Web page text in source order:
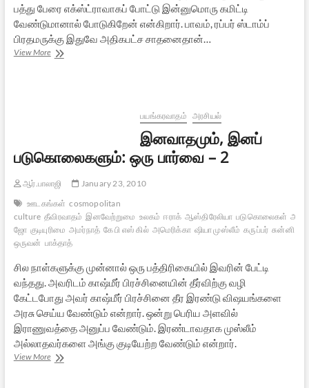
பத்து பேரை எக்ஸ்ட்ராவாகப் போட்டு இன்னுமொரு கமிட்டி
வேண்டுமானால் போடுகிறேன் என்கிறார். பாவம், ரப்பர் ஸ்டாம்ப்
பிரதமருக்கு இதுவே அதிகபட்ச சாதனைதான்…
View Moreஎன்ன,
பயங்கரவாதம் அரசியல்
இனவாதமும், இனப்
படுகொலைகளும்: ஒரு பார்வை – 2
ஆர்.பாலாஜி
January 23, 2010
ஊடகங்கள் cosmopolitan
culture தீவிரவாதம் இனவேற்றுமை உலகம் ஈராக் ஆஸ்திரேலியா படுகொலைகள்
ஜோ குடியுரிமை அமர்நாத் கே பி எஸ் கில் அமெரிக்கா ஷியா முஸ்லீம் கருப்பர் சுன்னி
ஒருவன் பாக்தாத்
சில நாள்களுக்கு முன்னால் ஒரு பத்திரிகையில் இவரின் பேட்டி
வந்தது. அவரிடம் காஷ்மீர் பிரச்சினையின் தீர்விற்கு வழி
கேட்டபோது அவர் காஷ்மீர் பிரச்சினை தீர இரண்டு விஷயங்களை
அரசு செய்ய வேண்டும் என்றார். ஒன்று பெரிய அளவில்
இராணுவத்தை அனுப்ப வேண்டும். இரண்டாவதாக முஸ்லீம்
அல்லாதவர்களை அங்கு குடியேற்ற வேண்டும் என்றார்.
View Moreஇனவாதமும்,